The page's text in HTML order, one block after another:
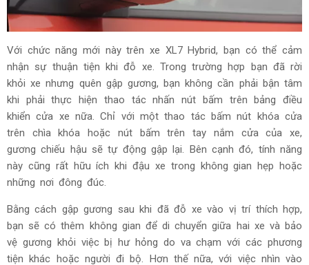
Với chức năng mới này trên xe XL7 Hybrid, bạn có thể cảm
nhận sự thuận tiện khi đỗ xe. Trong trường hợp bạn đã rời
khỏi xe nhưng quên gập gương, bạn không cần phải bận tâm
khi phải thực hiện thao tác nhấn nút bấm trên bảng điều
khiển cửa xe nữa. Chỉ với một thao tác bấm nút khóa cửa
trên chìa khóa hoặc nút bấm trên tay nắm cửa của xe,
gương chiếu hậu sẽ tự động gập lại. Bên cạnh đó, tính năng
này cũng rất hữu ích khi đậu xe trong không gian hẹp hoặc
những nơi đông đúc.
Bằng cách gập gương sau khi đã đỗ xe vào vị trí thích hợp,
bạn sẽ có thêm không gian để di chuyển giữa hai xe và bảo
vệ gương khỏi việc bị hư hỏng do va chạm với các phương
tiện khác hoặc người đi bộ. Hơn thế nữa, với việc nhìn vào